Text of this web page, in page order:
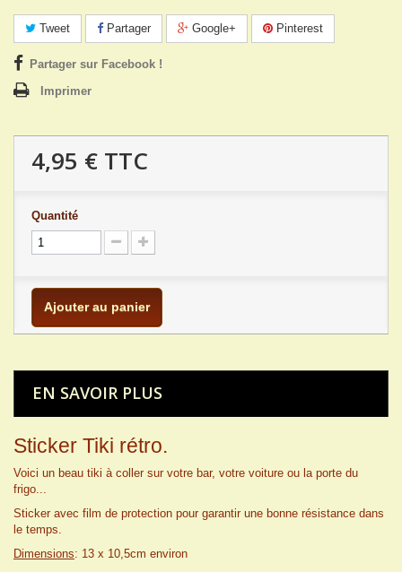
Tweet Partager Google+ Pinterest
Partager sur Facebook !
Imprimer
4,95 € TTC
Quantité
Ajouter au panier
EN SAVOIR PLUS
Sticker Tiki rétro.
Voici un beau tiki à coller sur votre bar, votre voiture ou la porte du
frigo...
Sticker avec film de protection pour garantir une bonne résistance dans
le temps.
Dimensions: 13 x 10,5cm environ